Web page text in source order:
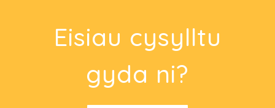
Eisiau cysylltu
gyda ni?